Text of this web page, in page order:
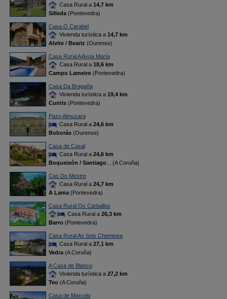
Casa Rural a 14,7 km
Silleda(Pontevedra)
Casa O Carabel
Vivienda turística a 14,7 km
Alvite / Beariz (Ourense)
Casa Rural A Avoa María
Casa Rural a 18,6 km
Campo Lameiro(Pontevedra)
Casa Da Bragaña
Vivienda turística a 19,4 km
Cuntis(Pontevedra)
Pazo Almuzara
Casa Rural a 24,6 km
Boborás(Ourense)
Casa de Casal
Casa Rural a 24,6 km
Boqueixón / Santiago... (A Coruña)
Cas Do Mestre
Casa Rural a 24,7 km
A Lama(Pontevedra)
Casa Rural Os Carballos
Casa Rural a 26,3 km
Barro(Pontevedra)
Casa Rural As Seis Cheminea
Casa Rural a 27,1 km
Vedra(A Coruña)
A Casa de Blanco
Vivienda turística a 27,2 km
Teo(A Coruña)
Casa de Marcelo